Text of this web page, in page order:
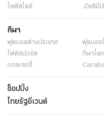
ไลฟ์สไตล์
มัลติมีเ
กีฬา
ฟุตบอลต่่างประเทศ ฟุตบอล
ไฟต์สปอร์ต
กีฬาโลก
แกลเลอรี่
ช็อปปิ้ง
ไทยรัฐอีเวนต์